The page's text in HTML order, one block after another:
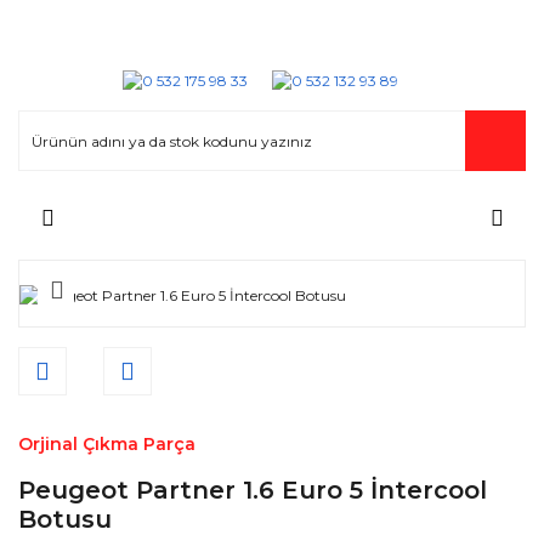
Orjinal Çıkma Parça
Peugeot Partner 1.6 Euro 5 İntercool
Botusu